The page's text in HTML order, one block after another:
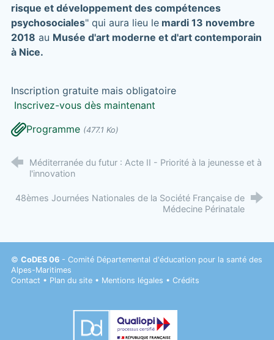
risque et développement des compétences
psychosociales" qui aura lieu lemardi 13 novembre
2018 au Musée d'art moderne et d'art contemporain
à Nice.
Inscription gratuite mais obligatoire
Inscrivez-vous dès maintenant
Programme (477.1 Ko)
Méditerranée du futur : Acte II - Priorité à la jeunesse et à
l'innovation
48èmes Journées Nationales de la Société Française de
Médecine Périnatale
© CoDES 06- Comité Départemental d'éducation pour la santé des
Alpes-Maritimes
Contact • Plan du site• Mentions légales • Crédits
Datadock